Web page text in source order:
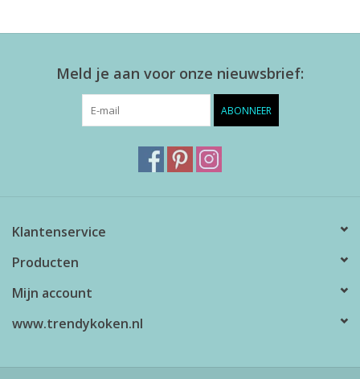
Meld je aan voor onze nieuwsbrief:
ABONNEER
Klantenservice
Producten
Mijn account
www.trendykoken.nl